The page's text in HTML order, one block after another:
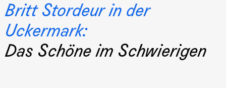
Britt Stordeur in der
Uckermark:
Das Schöne im Schwierigen